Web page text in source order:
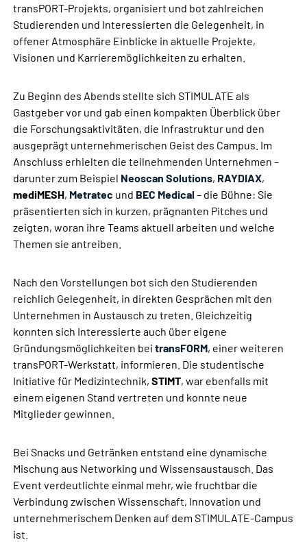
transPORT-Projekts, organisiert und bot zahlreichen
Studierenden und Interessierten die Gelegenheit, in
offener Atmosphäre Einblicke in aktuelle Projekte,
Visionen und Karrieremöglichkeiten zu erhalten.
Zu Beginn des Abends stellte sich STIMULATE als
Gastgeber vor und gab einen kompakten Überblick über
die Forschungsaktivitäten, die Infrastruktur und den
ausgeprägt unternehmerischen Geist des Campus. Im
Anschluss erhielten die teilnehmenden Unternehmen –
darunter zum Beispiel Neoscan Solutions, RAYDIAX,
mediMESH, Metratec und BEC Medical– die Bühne: Sie
präsentierten sich in kurzen, prägnanten Pitches und
zeigten, woran ihre Teams aktuell arbeiten und welche
Themen sie antreiben.
Nach den Vorstellungen bot sich den Studierenden
reichlich Gelegenheit, in direkten Gesprächen mit den
Unternehmen in Austausch zu treten. Gleichzeitig
konnten sich Interessierte auch über eigene
Gründungsmöglichkeiten beitransFORM, einer weiteren
transPORT-Werkstatt, informieren. Die studentische
Initiative für Medizintechnik,STIMT, war ebenfalls mit
einem eigenen Stand vertreten und konnte neue
Mitglieder gewinnen.
Bei Snacks und Getränken entstand eine dynamische
Mischung aus Networking und Wissensaustausch. Das
Event verdeutlichte einmal mehr, wie fruchtbar die
Verbindung zwischen Wissenschaft, Innovation und
unternehmerischem Denken auf dem STIMULATE-Campus
ist.